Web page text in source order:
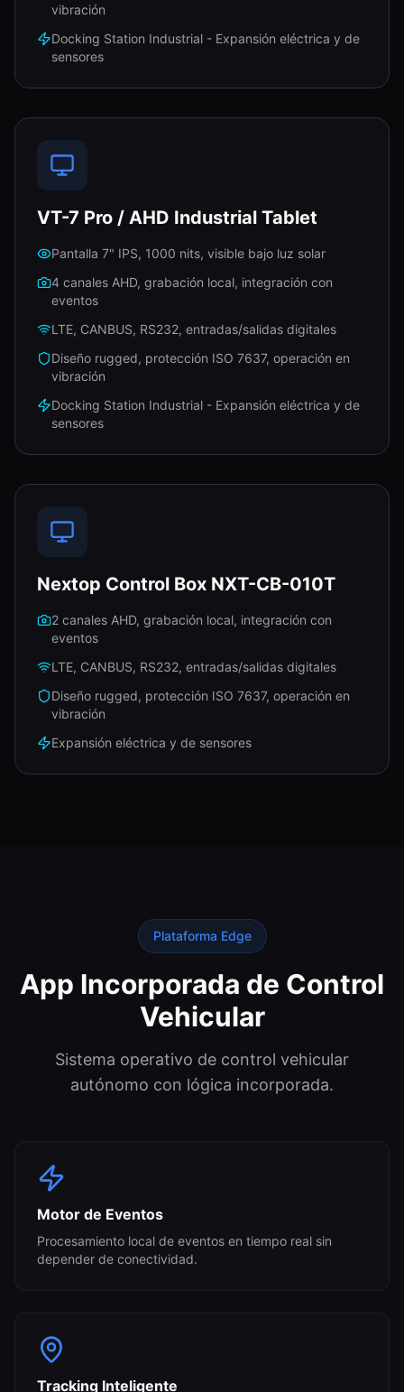
vibración
Docking Station Industrial - Expansión eléctrica y de
sensores
VT-7 Pro / AHD Industrial Tablet
Pantalla 7" IPS, 1000 nits, visible bajo luz solar
4 canales AHD, grabación local, integración con
eventos
LTE, CANBUS, RS232, entradas/salidas digitales
Diseño rugged, protección ISO 7637, operación en
vibración
Docking Station Industrial - Expansión eléctrica y de
sensores
Nextop Control Box NXT-CB-010T
2 canales AHD, grabación local, integración con
eventos
LTE, CANBUS, RS232, entradas/salidas digitales
Diseño rugged, protección ISO 7637, operación en
vibración
Expansión eléctrica y de sensores
Plataforma Edge
App Incorporada de Control
Vehicular
Sistema operativo de control vehicular
autónomo con lógica incorporada.
Motor de Eventos
Procesamiento local de eventos en tiempo real sin
depender de conectividad.
Tracking Inteligente